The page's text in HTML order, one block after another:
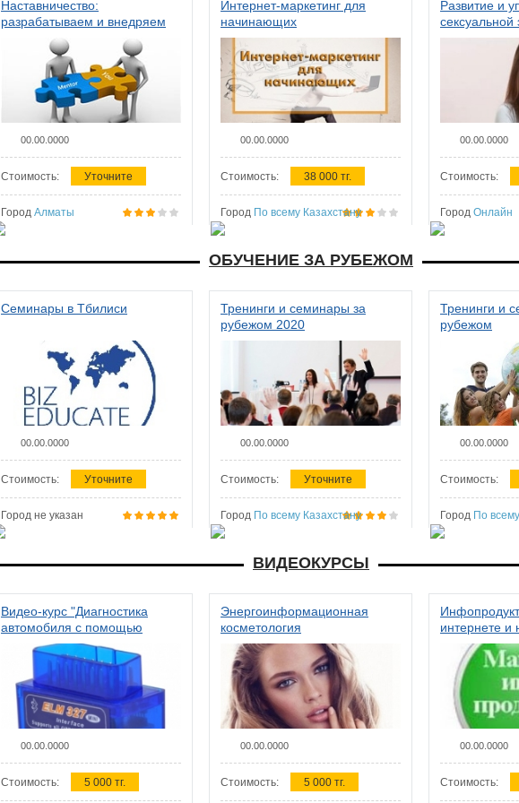
Наставничество:
разрабатываем и внедряем
систему наставничества в
организации
00.00.0000
Стоимость: Уточните
Город Алматы
Интернет-маркетинг для
начинающих
00.00.0000
Стоимость: 38 000 тг.
Город По всему Казахстану
Развитие и
сексуальной
женщин
00.00.0000
Стоимость:
Город Онлайн
ОБУЧЕНИЕ ЗА РУБЕЖОМ
Семинары в Тбилиси
00.00.0000
Стоимость: Уточните
Город не указан
Тренинги и семинары за
рубежом 2020
00.00.0000
Стоимость: Уточните
Город По всему Казахстану
Тренинги и
рубежом
00.00.0000
Стоимость:
Город По
ВИДЕОКУРСЫ
Видео-курс "Диагностика
автомобиля с помощью
сканера ELM 327"
00.00.0000
Стоимость: 5 000 тг.
Энергоинформационная
косметология
00.00.0000
Стоимость: 5 000 тг.
интернете и
00.00.0000
Стоимость: